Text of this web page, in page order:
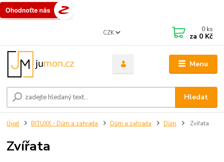
Menu
CZK
Hledat
0 ks
za 0 Kč
Úvod BITUXX - Dům a zahrada Dům a zahrada Dům Zvířata
Zvířata